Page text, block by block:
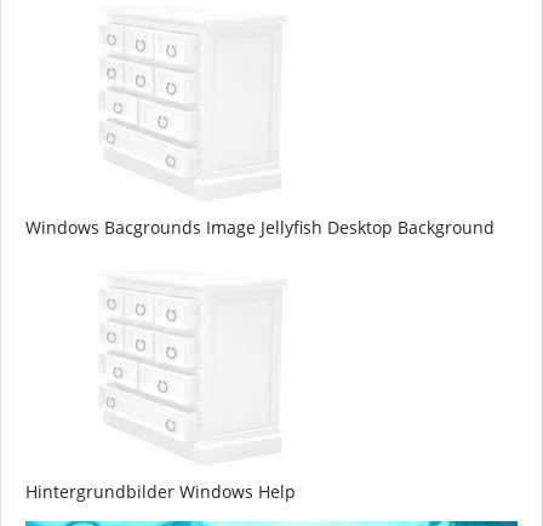
Windows Bacgrounds Image Jellyfish Desktop Background
Hintergrundbilder Windows Help